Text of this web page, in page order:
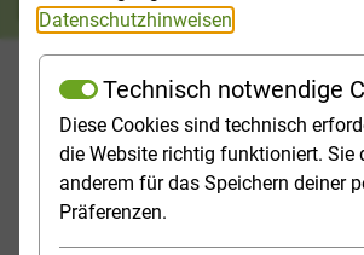
Datenschutzhinweisen
Technisch notwendige
Diese Cookies sind technisch
die Website richtig funktioniert. Sie
anderem für das Speichern deiner
Präferenzen.
Studies & Universities Study
HomepageOrientation